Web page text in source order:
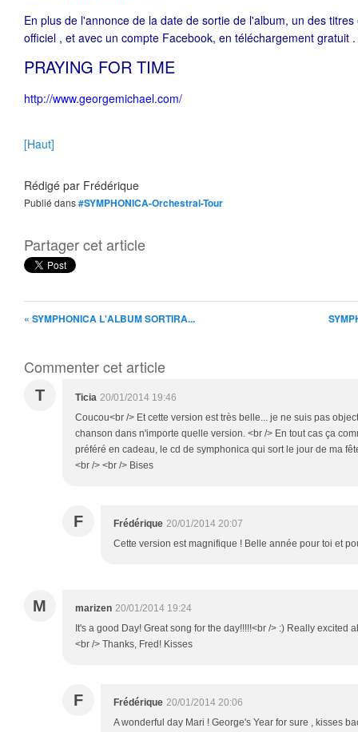
En plus de l'annonce de la date de sortie de l'album, un des
officiel , et avec un compte Facebook, en téléchargement gratuit .
PRAYING FOR TIME
http://www.georgemichael.com/
[Haut]
Rédigé par Frédérique
Publié dans#SYMPHONICA-Orchestral-Tour
Partager cet article
« SYMPHONICA L'ALBUM SORTIRA...
Commenter cet article
T Ticia 20/01/2014 19:46
Coucou<br /> Et cette version est très belle... je ne suis pas
chanson dans n'importe quelle version. <br /> En tout cas ça
préféré en cadeau, le cd de symphonica qui sort le jour de ma
<br /> <br /> Bises
F Frédérique 20/01/2014 20:07
Cette version est magnifique ! Belle année pour toi et
M marizen 20/01/2014 19:24
It's a good Day! Great song for the day!!!!!<br /> :) Really excited
<br /> Thanks, Fred! Kisses
F Frédérique 20/01/2014 20:06
A wonderful day Mari ! George's Year for sure , kisses